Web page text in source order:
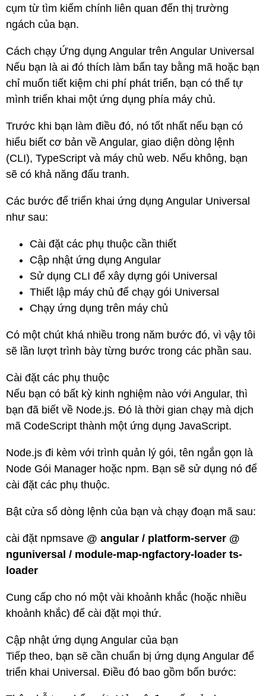
cụm từ tìm kiếm chính liên quan đến thị trường
ngách của bạn.
Cách chạy Ứng dụng Angular trên Angular Universal
Nếu bạn là ai đó thích làm bẩn tay bằng mã hoặc bạn
chỉ muốn tiết kiệm chi phí phát triển, bạn có thể tự
mình triển khai một ứng dụng phía máy chủ.
Trước khi bạn làm điều đó, nó tốt nhất nếu bạn có
hiểu biết cơ bản về Angular, giao diện dòng lệnh
(CLI), TypeScript và máy chủ web. Nếu không, bạn
sẽ có khả năng đấu tranh.
Các bước để triển khai ứng dụng Angular Universal
như sau:
Cài đặt các phụ thuộc cần thiết
Cập nhật ứng dụng Angular
Sử dụng CLI để xây dựng gói Universal
Thiết lập máy chủ để chạy gói Universal
Chạy ứng dụng trên máy chủ
Có một chút khá nhiều trong năm bước đó, vì vậy tôi
sẽ lần lượt trình bày từng bước trong các phần sau.
Cài đặt các phụ thuộc
Nếu bạn có bất kỳ kinh nghiệm nào với Angular, thì
bạn đã biết về Node.js. Đó là thời gian chạy mà dịch
mã CodeScript thành một ứng dụng JavaScript.
Node.js đi kèm với trình quản lý gói, tên ngắn gọn là
Node Gói Manager hoặc npm. Bạn sẽ sử dụng nó để
cài đặt các phụ thuộc.
Bật cửa sổ dòng lệnh của bạn và chạy đoạn mã sau:
cài đặt npmsave @ angular / platform-server @
nguniversal / module-map-ngfactory-loader ts-
loader
Cung cấp cho nó một vài khoảnh khắc (hoặc nhiều
khoảnh khắc) để cài đặt mọi thứ.
Cập nhật ứng dụng Angular của bạn
Tiếp theo, bạn sẽ cần chuẩn bị ứng dụng Angular để
triển khai Universal. Điều đó bao gồm bốn bước: